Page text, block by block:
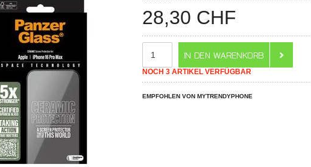
28,30 CHF
NOCH 3 ARTIKEL VERFÜGBAR
EMPFOHLEN VON MYTRENDYPHONE